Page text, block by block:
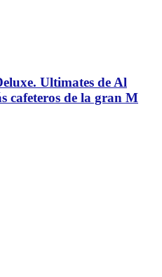
Ultimates de Al
cafeteros de la gran M